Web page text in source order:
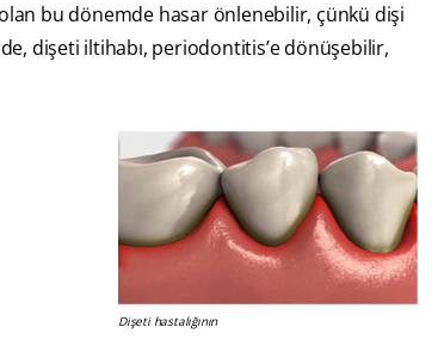
bu dönemde hasar önlenebilir, çünkü dişi
dişeti iltihabı, periodontitis’e dönüşebilir,
Dişeti hastalığının